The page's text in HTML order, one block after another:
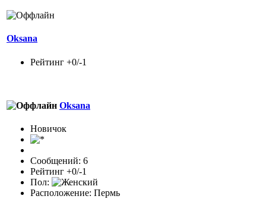
Oksana
Рейтинг +0/-1
Oksana
Новичок
Сообщений: 6
Рейтинг +0/-1
Пол:
Расположение: Пермь